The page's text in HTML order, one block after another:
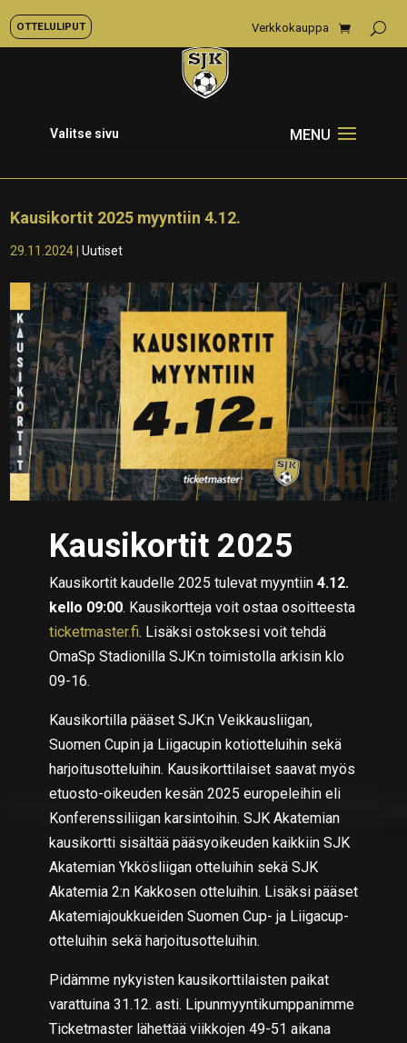
OTTELULIPUT Verkkokauppa
Valitse sivu
Kausikortit 2025 myyntiin 4.12.
29.11.2024 |Uutiset
Kausikortit 2025
Kausikortit kaudelle 2025 tulevat myyntiin 4.12.
kello 09:00. Kausikortteja voit ostaa osoitteesta
ticketmaster.fi. Lisäksi ostoksesi voit tehdä
OmaSp Stadionilla SJK:n toimistolla arkisin klo
09-16.
Kausikortilla pääset SJK:n Veikkausliigan,
Suomen Cupin ja Liigacupin kotiotteluihin sekä
harjoitusotteluihin. Kausikorttilaiset saavat myös
etuosto-oikeuden kesän 2025 europeleihin eli
Konferenssiliigan karsintoihin. SJK Akatemian
kausikortti sisältää pääsyoikeuden kaikkiin SJK
Akatemian Ykkösliigan otteluihin sekä SJK
Akatemia 2:n Kakkosen otteluihin. Lisäksi pääset
Akatemiajoukkueiden Suomen Cup- ja Liigacup-
otteluihin sekä harjoitusotteluihin.
Pidämme nykyisten kausikorttilaisten paikat
varattuina 31.12. asti. Lipunmyyntikumppanimme
Ticketmaster lähettää viikkojen 49-51 aikana